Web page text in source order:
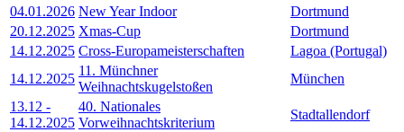
04.01.2026 New Year Indoor
Dortmund
20.12.2025 Xmas-Cup
Dortmund
14.12.2025 Cross-Europameisterschaften
Lagoa (Portugal)
14.12.2025
11. Münchner
Weihnachtskugelstoßen
München
13.12 -
14.12.2025
40. Nationales
Vorweihnachtskriterium
Stadtallendorf